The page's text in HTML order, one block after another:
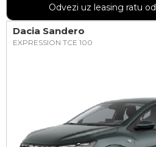
Odvezi uz leasing ratu od
Dacia Sandero
EXPRESSION TCE 100